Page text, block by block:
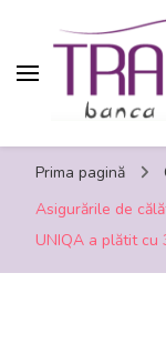
Prima pagină
Asigurările de
UNIQA a plătit cu